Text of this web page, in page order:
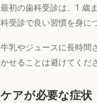
最初の歯科受診は、1 歳
科受診で良い習慣を身に
牛乳やジュースに長時間
かせることは避けてくだ
ケアが必要な症状